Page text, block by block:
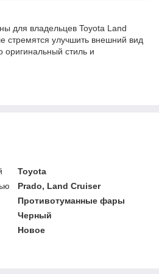
для владельцев Toyota Land
стремятся улучшить внешний вид
оригинальный стиль и
Toyota
Prado, Land Cruiser
Противотуманные фары
Черный
Новое